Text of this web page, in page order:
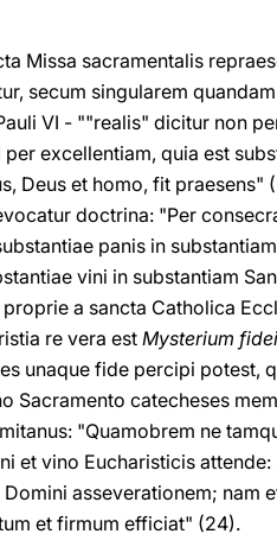
Missa sacramentalis
secum singularem
VI - ""realis" dicitur non
excellentiam, quia est
Deus et homo, fit praesens"
doctrina: "Per
panis in
vini in substantiam
a sancta Catholica
re vera est Mysterium fidei
unaque fide percipi potest,
Sacramento catecheses
"Quamobrem ne
et vino Eucharisticis
asseverationem; nam
et firmum efficiat" (24).